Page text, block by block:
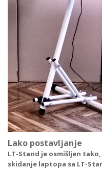
Lako postavljanje
LT-Stand je osmišljen
skidanje laptopa sa LT-